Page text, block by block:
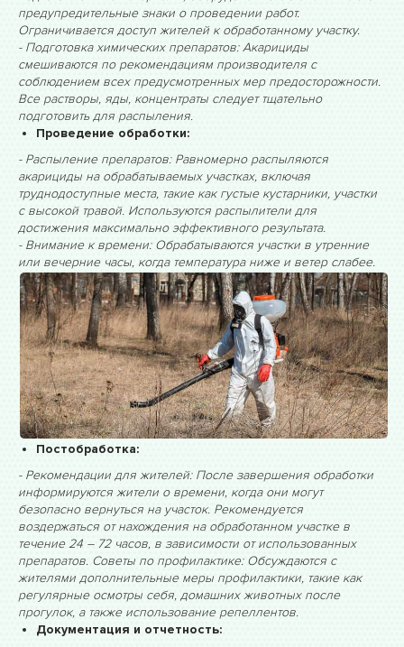
предупредительные знаки о проведении работ.
Ограничивается доступ жителей к обработанному участку.
- Подготовка химических препаратов: Акарициды
смешиваются по рекомендациям производителя с
соблюдением всех предусмотренных мер предосторожности.
Все растворы, яды, концентраты следует тщательно
подготовить для распыления.
Проведение обработки:
- Распыление препаратов: Равномерно распыляются
акарициды на обрабатываемых участках, включая
труднодоступные места, такие как густые кустарники, участки
с высокой травой. Используются распылители для
достижения максимально эффективного результата.
- Внимание к времени: Обрабатываются участки в утренние
или вечерние часы, когда температура ниже и ветер слабее.
Постобработка:
- Рекомендации для жителей: После завершения обработки
информируются жители о времени, когда они могут
безопасно вернуться на участок. Рекомендуется
воздержаться от нахождения на обработанном участке в
течение 24 – 72 часов, в зависимости от использованных
препаратов. Советы по профилактике: Обсуждаются с
жителями дополнительные меры профилактики, такие как
регулярные осмотры себя, домашних животных после
прогулок, а также использование репеллентов.
Документация и отчетность: